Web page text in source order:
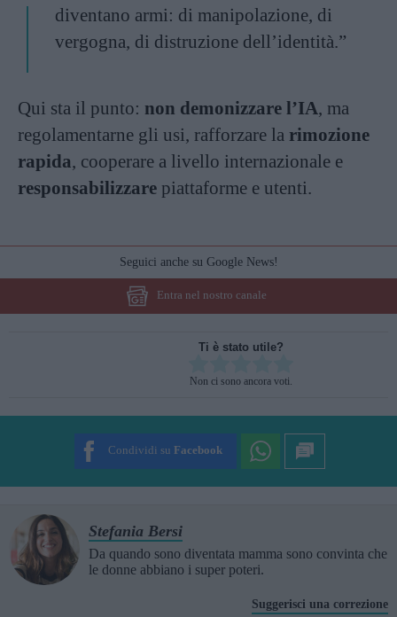
diventano armi: di manipolazione, di
vergogna, di distruzione dell’identità.”
Qui sta il punto: non demonizzare l’IA, ma
regolamentarne gli usi, rafforzare la rimozione
rapida, cooperare a livello internazionale e
responsabilizzare piattaforme e utenti.
Seguici anche su Google News!
Entra nel nostro canale
Ti è stato utile?
Non ci sono ancora voti.
Condividi su Facebook
Stefania Bersi
Da quando sono diventata mamma sono convinta che
le donne abbiano i super poteri.
Suggerisci una correzione